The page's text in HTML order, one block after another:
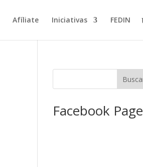
Afíliate Iniciativas FEDIN
Facebook Page